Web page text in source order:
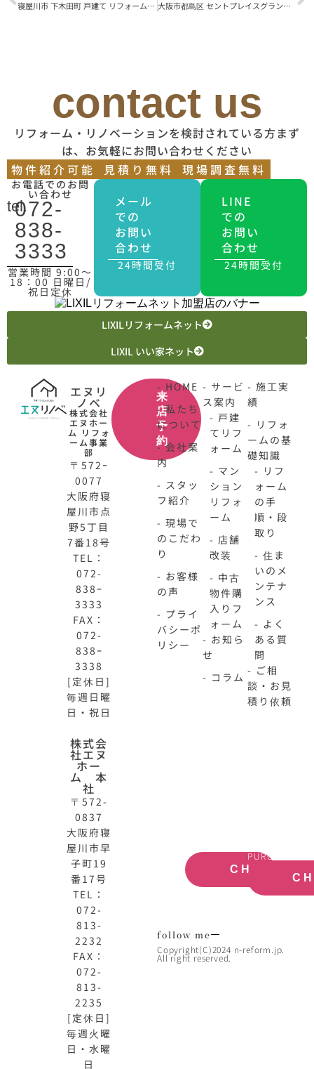
寝屋川市 下木田町 戸建て リフォーム工事完了 大阪市都島区 セントプレイスグランドプレミオ リフォーム工事着工
contact us
リフォーム・リノベーションを検討されている方まず
は、お気軽にお問い合わせください
物件紹介可能
見積り無料 現場調査無料
お電話でのお問
い合わせ
tel.
072-
838-
3333
営業時間 9:00〜
18：00 日曜日/
祝日定休
メール
での
お問い
合わせ
24時間受付
LINE
での
お問い
合わせ
24時間受付
LIXILリフォームネット
LIXIL いい家ネット
エヌリ
ノベ
株式会社
エヌホー
ム リフォ
ーム事業
部
〒572ｰ
0077
大阪府寝
屋川市点
野5丁目
7番18号
TEL：
072-
838ｰ
3333
FAX：
072-
838ｰ
3338
[定休日]
毎週日曜
日・祝日
株式会
社エヌ
ホー
ム 本
社
〒572-
0837
大阪府寝
屋川市早
子町19
番17号
TEL：
072-
813-
2232
FAX：
072-
813-
2235
[定休日]
毎週火曜
日・水曜
日
来
店
予
約
- HOME
- 私たち
について
- 会社案
内
- スタッ
フ紹介
- 現場で
のこだわ
り
- お客様
の声
- プライ
バシーポ
リシー
- サービ
ス案内
- 戸建
てリフ
ォーム
- マン
ション
リフォ
ーム
- 店舗
改装
- 中古
物件購
入りフ
ォーム
- お知ら
せ
- コラム
- 施工実
績
- リフォ
ームの基
礎知識
- リフ
ォーム
の手
順・段
取り
- 住ま
いのメ
ンテナ
ンス
- よく
ある質
問
- ご相
談・お見
積り依頼
CHECK
PURCHASE
follow me
Copyright(C)2024 n-reform.jp.
All right reserved.